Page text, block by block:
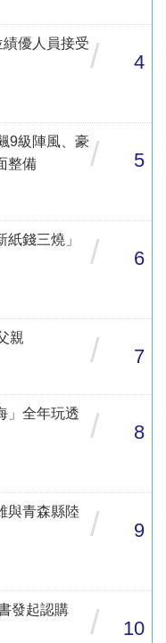
優人員接受/ 4
9級陣風、豪
整備
/ 5
錢三燒」
/ 6
親
/ 7
」全年玩透
/ 8
與青森縣陸
/ 9
發起認購
/ 10